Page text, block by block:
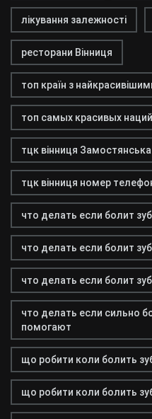
лікування залежності
ресторани Вінниця
топ країн з
топ самых красивых наций
тцк вінниця Замостянська
тцк вінниця номер
что делать если болит
что делать если болит
что делать если болит
что делать если сильно
помогают
що робити коли болить
що робити коли болить